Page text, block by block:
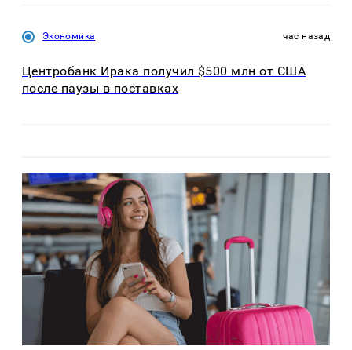
Экономика час назад
Центробанк Ирака получил $500 млн от США
после паузы в поставках